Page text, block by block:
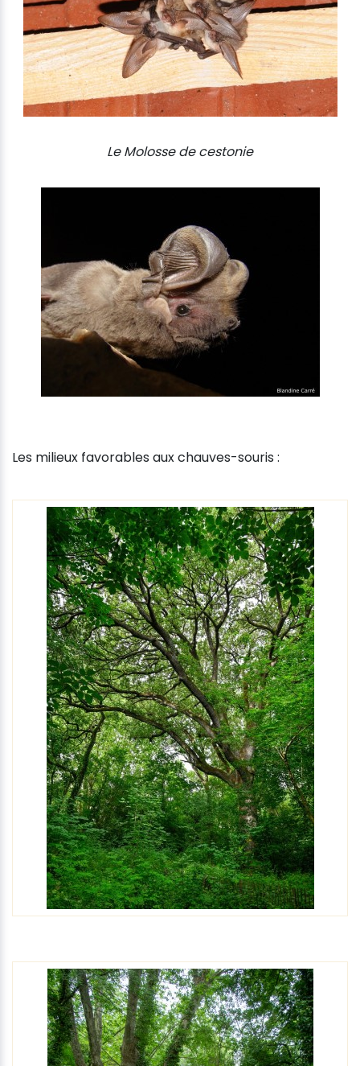
Le Molosse de cestonie
Les milieux favorables aux chauves-souris :